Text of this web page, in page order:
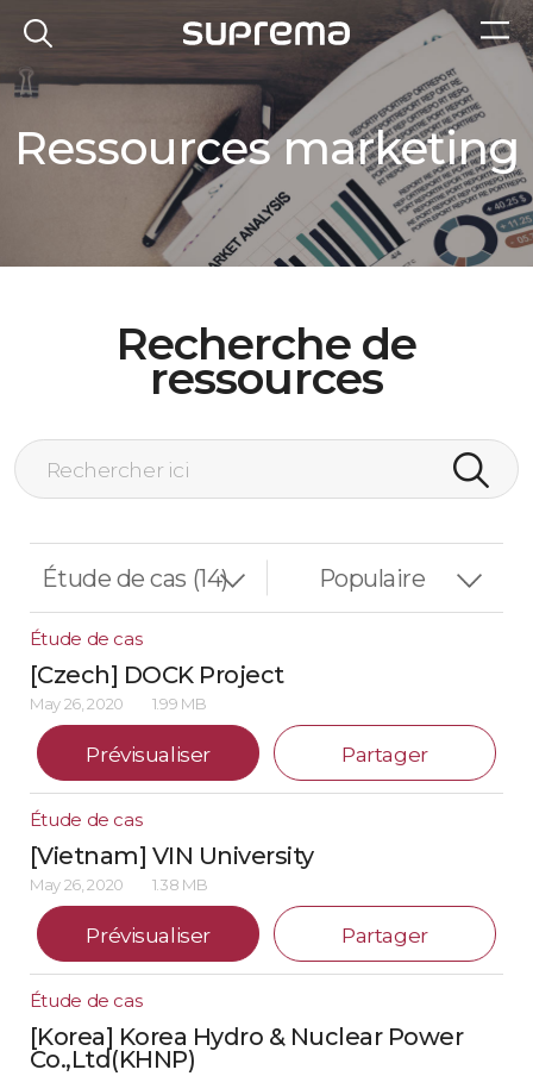
Ressources marketing
Recherche de
ressources
Étude de cas
[Czech] DOCK Project
May 26, 2020 1.99 MB
Prévisualiser Partager
Étude de cas
[Vietnam] VIN University
May 26, 2020 1.38 MB
Prévisualiser Partager
Étude de cas
[Korea] Korea Hydro & Nuclear Power
Co.,Ltd(KHNP)